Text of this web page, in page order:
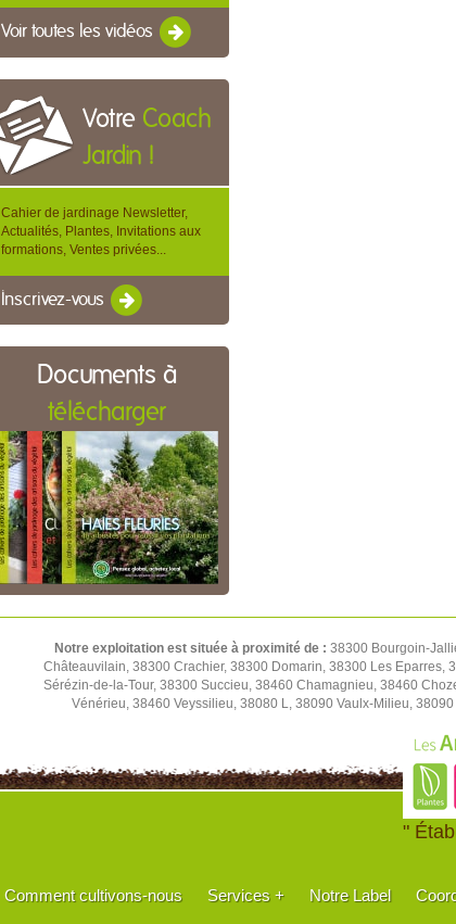
Voir toutes les vidéos
Votre Coach
Jardin !
Cahier de jardinage Newsletter,
Actualités, Plantes, Invitations aux
formations, Ventes privées...
Inscrivez-vous
Documents à
télécharger
Notre exploitation est située à proximité de : 38300 Bourgoin-
Châteauvilain, 38300 Crachier, 38300 Domarin, 38300 Les
Sérézin-de-la-Tour, 38300 Succieu, 38460 Chamagnieu, 38460
Vénérieu, 38460 Veyssilieu, 38080 L, 38090 Vaulx-Milieu,
"
Comment cultivons-nous Services + Notre Label